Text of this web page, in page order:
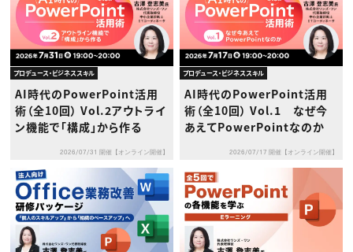
プロデュース・ビジネススキル
AI時代のPowerPoint活用
術（全10回） Vol.2アウトライ
ン機能で「構成」から作る
2026/07/31 開催【オンライン開催】
プロデュース・ビジネススキル
AI時代のPowerPoint活用
術（全10回） Vol.1 なぜ今
あえてPowerPointなのか
2026/07/17 開催【オンライン開催】